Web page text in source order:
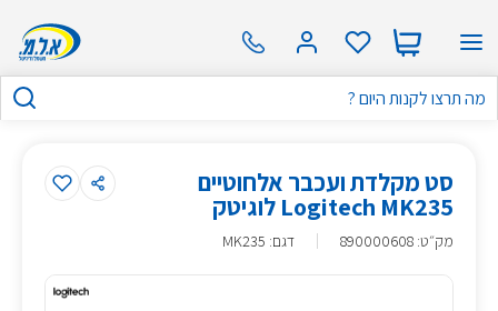
סט מקלדת ועכבר אלחוטיים
Logitech MK235 לוגיטק
מק״ט:
890000608 דגם: MK235